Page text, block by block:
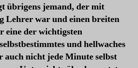
übrigens jemand, der mit
Lehrer war und einen breiten
eine der wichtigsten
und hellwaches
auch nicht jede Minute selbst